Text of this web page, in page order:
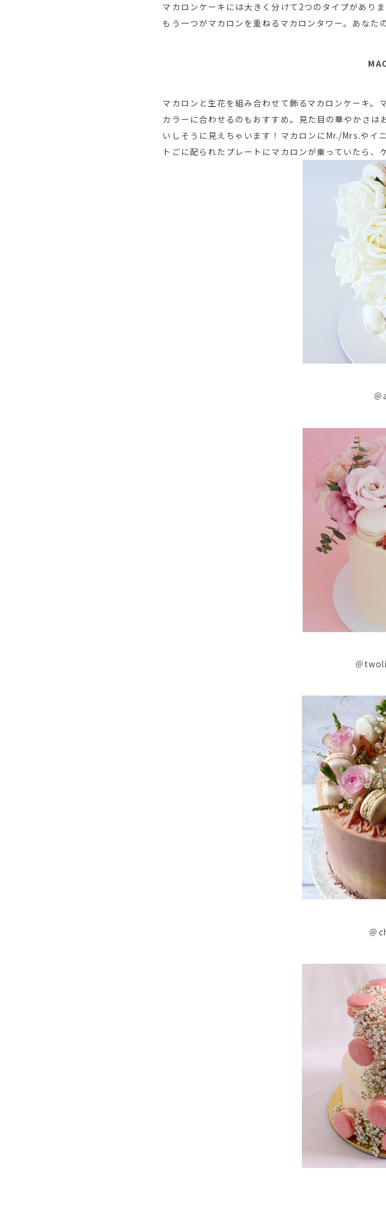
マカロンケーキには大きく分けて2つのタイプがあり
もう一つがマカロンを重ねるマカロンタワー。あなた
マカロンと生花を組み合わせて飾るマカロンケーキ
カラーに合わせるのもおすすめ。見た目の華やかさ
いしそうに見えちゃいます！マカロンにMr./Mrs.やイ
トごに配られたプレートにマカロンが乗っていたら
＠
＠